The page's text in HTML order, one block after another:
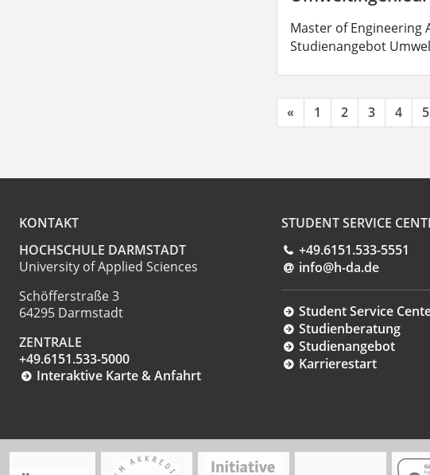
Master of Engineering
Studienangebot
« 1 2 3 4 5
KONTAKT
HOCHSCHULE DARMSTADT
University of Applied Sciences
Schöfferstraße 3
64295 Darmstadt
ZENTRALE
+49.6151.533-5000
Interaktive Karte & Anfahrt
STUDENT SERVICE
+49.6151.533-5551
info@h-da.de
Student Service
Studienberatung
Studienangebot
Karrierestart